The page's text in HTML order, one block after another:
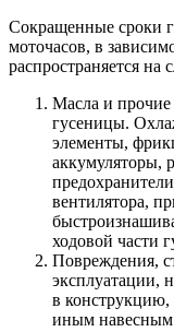
Сокращенные сроки
моточасов, в
распространяется на
Масла и
гусеницы.
элементы,
аккумуляторы,
вентилятора,
ходовой части
Повреждения,
эксплуатации,
в
иным навесным